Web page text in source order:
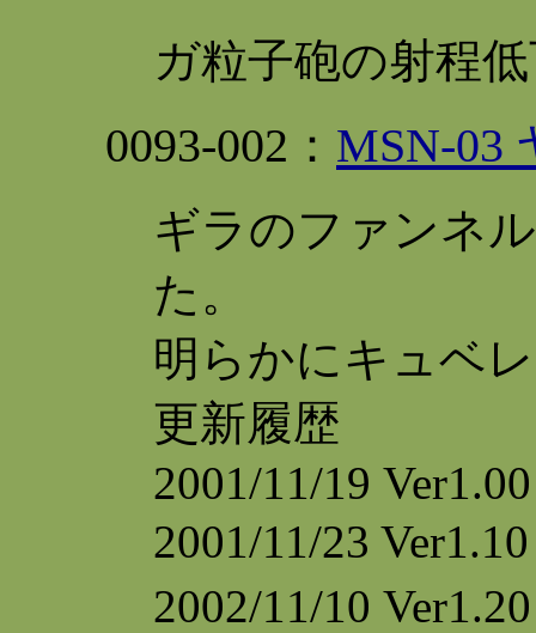
ガ粒子砲の射程
0093-002： MSN-03
ギラのファンネ
た。
明らかにキュベ
更新履歴
2001/11/19
2001/11/23
2002/11/10